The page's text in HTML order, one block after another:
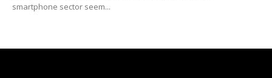
smartphone sector seem...